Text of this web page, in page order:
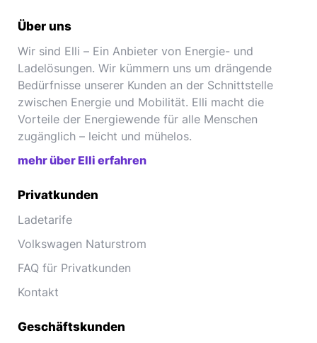
Über uns
Wir sind Elli – Ein Anbieter von Energie- und
Ladelösungen. Wir kümmern uns um drängende
Bedürfnisse unserer Kunden an der Schnittstelle
zwischen Energie und Mobilität. Elli macht die
Vorteile der Energiewende für alle Menschen
zugänglich – leicht und mühelos.
mehr über Elli erfahren
Privatkunden
Ladetarife
Volkswagen Naturstrom
FAQ für Privatkunden
Kontakt
Geschäftskunden